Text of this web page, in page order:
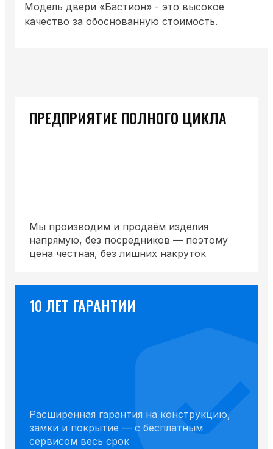
Модель двери «Бастион» - это высокое
качество за обоснованную стоимость.
ПРЕДПРИЯТИЕ ПОЛНОГО ЦИКЛА
Мы производим и продаём изделия
напрямую, без посредников — поэтому
цена честная, без лишних накруток
10 ЛЕТ ГАРАНТИИ
Расширенная гарантия на конструкцию,
замки и покрытие — с бесплатным
сервисом весь срок